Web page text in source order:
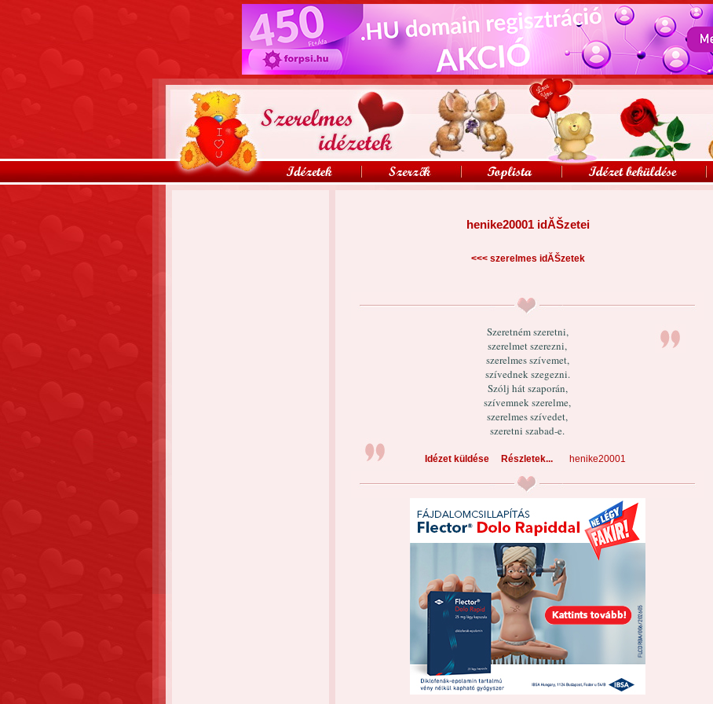
henike20001 idĂŠzetei
<<< szerelmes idĂŠzetek
Szeretném szeretni,
szerelmet szerezni,
szerelmes szívemet,
szívednek szegezni.
Szólj hát szaporán,
szívemnek szerelme,
szerelmes szívedet,
szeretni szabad-e.
Idézet küldése Részletek... henike20001